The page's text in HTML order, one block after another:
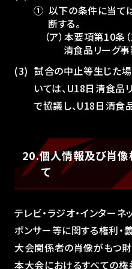
① 以下の条件に当て
断する。
（ア）本要項第10条
清食品リーグ
試合の中止等生じた
いては、U18日清食
で協議し、U18日清食
20.個人情報及び肖像
て
テレビ・ラジオ・インター
ポンサー等に関する権利・
大会関係者の肖像がもつ
本大会におけるすべての